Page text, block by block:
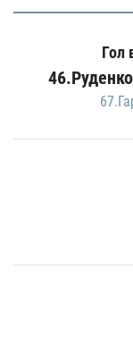
Гол